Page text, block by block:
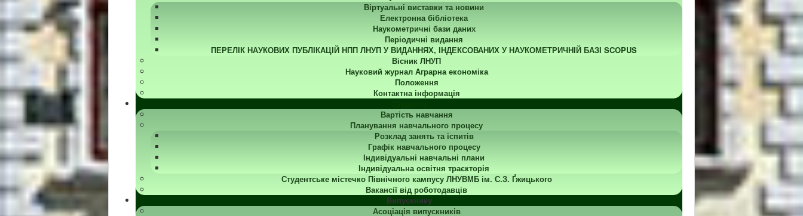
Віртуальні виставки та новини
Електронна бібліотека
Наукометричні бази даних
Періодичні видання
ПЕРЕЛІК НАУКОВИХ ПУБЛІКАЦІЙ НПП ЛНУП У ВИДАННЯХ, ІНДЕКСОВАНИХ У НАУКОМЕТРИЧНІЙ БАЗІ SCOPUS
Вісник ЛНУП
Науковий журнал Аграрна економіка
Положення
Контактна інформація
Вартість навчання
Планування навчального процесу
Розклад занять та іспитів
Графік навчального процесу
Індивідуальні навчальні плани
Індивідуальна освітня траєкторія
Студентське містечко Північного кампусу ЛНУВМБ ім. С.З. Ґжицького
Вакансії від роботодавців
Випускнику
Асоціація випускників